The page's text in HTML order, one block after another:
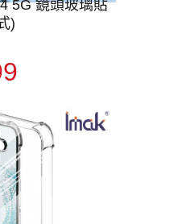
5G 鏡頭玻璃貼
)